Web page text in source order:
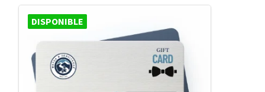
DISPONIBLE